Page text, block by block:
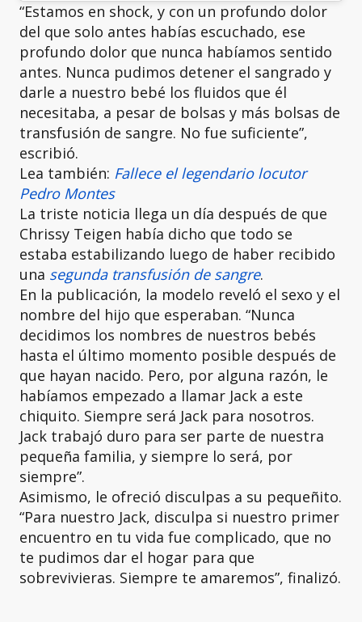
“Estamos en shock, y con un profundo dolor
del que solo antes habías escuchado, ese
profundo dolor que nunca habíamos sentido
antes. Nunca pudimos detener el sangrado y
darle a nuestro bebé los fluidos que él
necesitaba, a pesar de bolsas y más bolsas de
transfusión de sangre. No fue suficiente”,
escribió.
Lea también: Fallece el legendario locutor
Pedro Montes
La triste noticia llega un día después de que
Chrissy Teigen había dicho que todo se
estaba estabilizando luego de haber recibido
una segunda transfusión de sangre.
En la publicación, la modelo reveló el sexo y el
nombre del hijo que esperaban. “Nunca
decidimos los nombres de nuestros bebés
hasta el último momento posible después de
que hayan nacido. Pero, por alguna razón, le
habíamos empezado a llamar Jack a este
chiquito. Siempre será Jack para nosotros.
Jack trabajó duro para ser parte de nuestra
pequeña familia, y siempre lo será, por
siempre”.
Asimismo, le ofreció disculpas a su pequeñito.
“Para nuestro Jack, disculpa si nuestro primer
encuentro en tu vida fue complicado, que no
te pudimos dar el hogar para que
sobrevivieras. Siempre te amaremos”, finalizó.